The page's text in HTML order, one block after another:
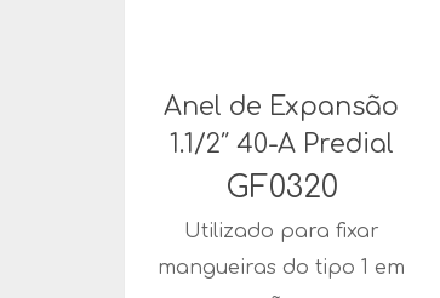
Anel de Expansão
1.1/2″ 40-A Predial
GF0320
Utilizado para fixar
mangueiras do tipo 1 em